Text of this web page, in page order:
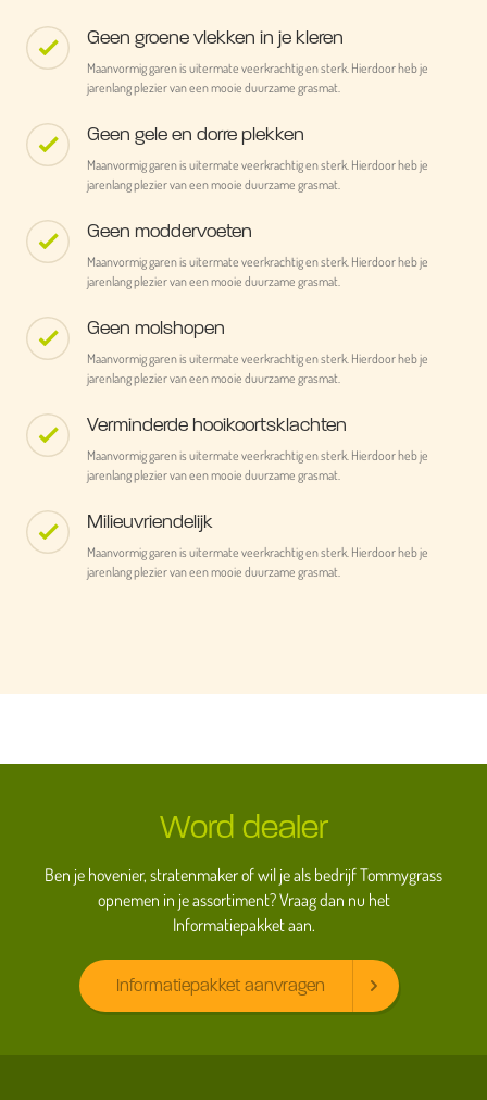
Geen groene vlekken in je kleren
Maanvormig garen is uitermate veerkrachtig en sterk. Hierdoor heb je
jarenlang plezier van een mooie duurzame grasmat.
Geen gele en dorre plekken
Maanvormig garen is uitermate veerkrachtig en sterk. Hierdoor heb je
jarenlang plezier van een mooie duurzame grasmat.
Geen moddervoeten
Maanvormig garen is uitermate veerkrachtig en sterk. Hierdoor heb je
jarenlang plezier van een mooie duurzame grasmat.
Geen molshopen
Maanvormig garen is uitermate veerkrachtig en sterk. Hierdoor heb je
jarenlang plezier van een mooie duurzame grasmat.
Verminderde hooikoortsklachten
Maanvormig garen is uitermate veerkrachtig en sterk. Hierdoor heb je
jarenlang plezier van een mooie duurzame grasmat.
Milieuvriendelijk
Maanvormig garen is uitermate veerkrachtig en sterk. Hierdoor heb je
jarenlang plezier van een mooie duurzame grasmat.
Word dealer
Ben je hovenier, stratenmaker of wil je als bedrijf Tommygrass
opnemen in je assortiment? Vraag dan nu het
Informatiepakket aan.
Informatiepakket aanvragen